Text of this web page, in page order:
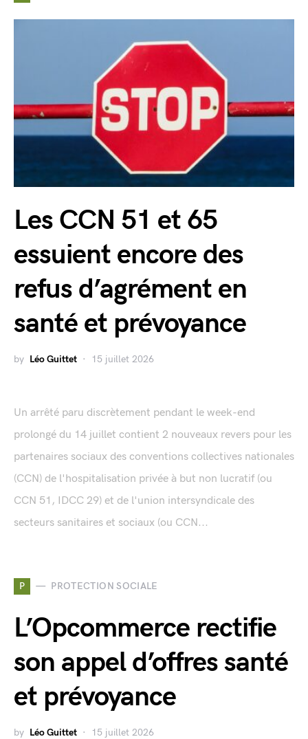
Les CCN 51 et 65
essuient encore des
refus d’agrément en
santé et prévoyance
by Léo Guittet 15 juillet 2026
Un arrêté paru discrètement pendant le week-end
prolongé du 14 juillet contient 2 nouveaux revers pour les
partenaires sociaux des conventions collectives nationales
(CCN) de l'hospitalisation privée à but non lucratif (ou
CCN 51, IDCC 29) et de l'union intersyndicale des
secteurs sanitaires et sociaux (ou CCN...
P PROTECTION SOCIALE
L’Opcommerce rectifie
son appel d’offres santé
et prévoyance
by Léo Guittet 15 juillet 2026